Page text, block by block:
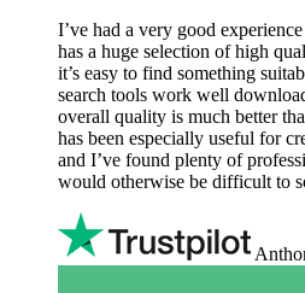
I’ve had a very good
has a huge selection of high
it’s easy to find something
search tools work well
overall quality is much better
has been especially useful for
and I’ve found plenty of
would otherwise be difficult to